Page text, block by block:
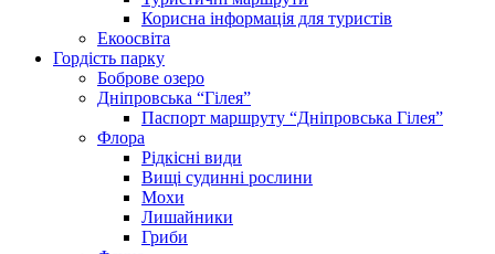
Корисна інформація для туристів
Екоосвіта
Гордість парку
Боброве озеро
Дніпровська “Гілея”
Паспорт маршруту “Дніпровська Гілея”
Флора
Рідкісні види
Вищі судинні рослини
Мохи
Лишайники
Гриби